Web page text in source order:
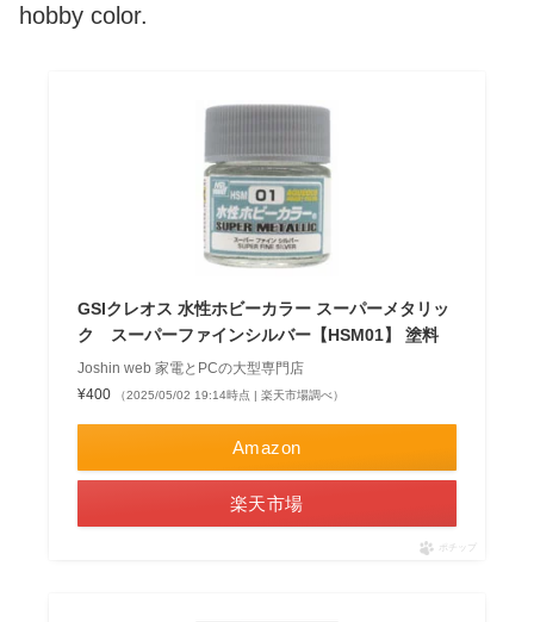
hobby color.
GSIクレオス 水性ホビーカラー スーパーメタリッ
ク スーパーファインシルバー【HSM01】 塗料
Joshin web 家電とPCの大型専門店
¥400
（2025/05/02 19:14時点 | 楽天市場調べ）
Amazon
楽天市場
ポチップ